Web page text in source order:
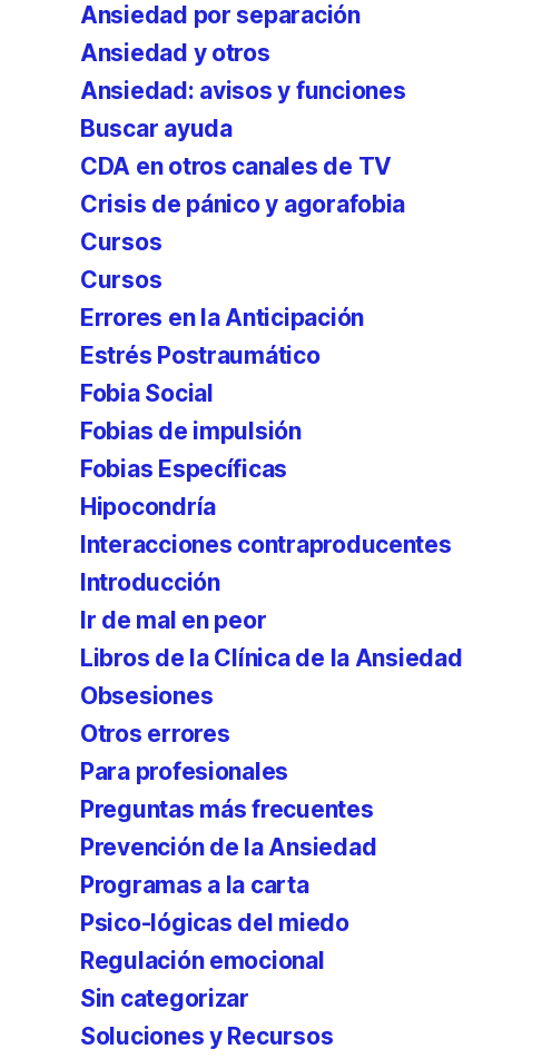
Ansiedad por separación
Ansiedad y otros
Ansiedad: avisos y funciones
Buscar ayuda
CDA en otros canales de TV
Crisis de pánico y agorafobia
Cursos
Cursos
Errores en la Anticipación
Estrés Postraumático
Fobia Social
Fobias de impulsión
Fobias Específicas
Hipocondría
Interacciones contraproducentes
Introducción
Ir de mal en peor
Libros de la Clínica de la Ansiedad
Obsesiones
Otros errores
Para profesionales
Preguntas más frecuentes
Prevención de la Ansiedad
Programas a la carta
Psico-lógicas del miedo
Regulación emocional
Sin categorizar
Soluciones y Recursos